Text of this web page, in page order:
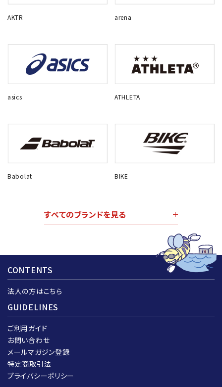
AKTR arena
asics ATHLETA
Babolat BIKE
すべてのブランドを見る
CONTENTS
法人の方はこちら
GUIDELINES
ご利用ガイド
お問い合わせ
メールマガジン登録
特定商取引法
プライバシーポリシー